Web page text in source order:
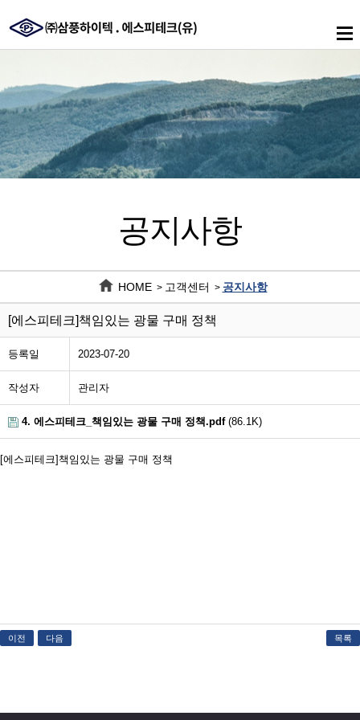
인
메
뉴
공지사항
HOME> 고객센터 > 공지사항
[에스피테크]책임있는 광물 구매 정책
등록일 2023-07-20
작성자 관리자
4. 에스피테크_책임있는 광물 구매 정책.pdf(86.1K)
[에스피테크]책임있는 광물 구매 정책
이전 다음 목록